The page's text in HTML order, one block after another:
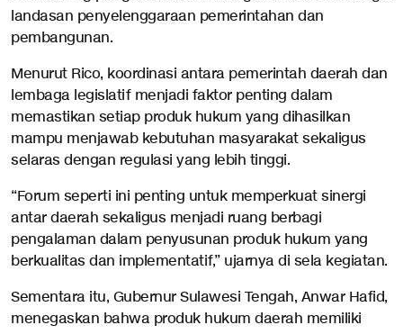
landasan penyelenggaraan pemerintahan dan
pembangunan.
Menurut Rico, koordinasi antara pemerintah daerah dan
lembaga legislatif menjadi faktor penting dalam
memastikan setiap produk hukum yang dihasilkan
mampu menjawab kebutuhan masyarakat sekaligus
selaras dengan regulasi yang lebih tinggi.
“Forum seperti ini penting untuk memperkuat sinergi
antar daerah sekaligus menjadi ruang berbagi
pengalaman dalam penyusunan produk hukum yang
berkualitas dan implementatif,” ujarnya di sela kegiatan.
Sementara itu, Gubernur Sulawesi Tengah, Anwar Hafid,
menegaskan bahwa produk hukum daerah memiliki